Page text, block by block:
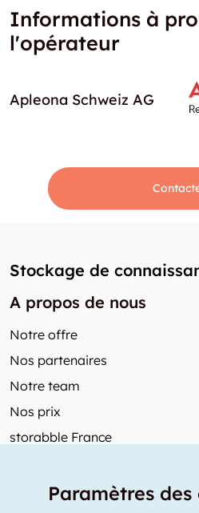
Informations à
l'opérateur
Apleona Schweiz AG
Stockage de
A propos de nous
Notre offre
Nos partenaires
Notre team
Nos prix
storabble France
Paramètres